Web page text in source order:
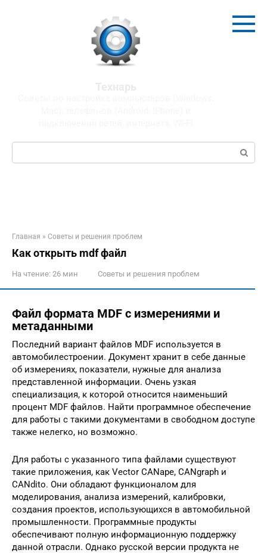
Поиск:
Главная » Советы и решения проблем
Как открыть mdf файл
На чтение: 26 мин Советы и решения проблем
Файл формата MDF с измерениями и
метаданными
Последний вариант файлов MDF используется в
автомобилестроении. Документ хранит в себе данные
об измерениях, показатели, нужные для анализа
представленной информации. Очень узкая
специализация, к которой относится наименьший
процент MDF файлов. Найти программное обеспечение
для работы с такими документами в свободном доступе
также нелегко, но возможно.
Для работы с указанного типа файлами существуют
такие приложения, как Vector CANape, CANgraph и
CANdito. Они обладают функционалом для
моделирования, анализа измерений, калибровки,
создания проектов, использующихся в автомобильной
промышленности. Программные продукты
обеспечивают полную информационную поддержку
данной отрасли. Однако русской версии продукта не